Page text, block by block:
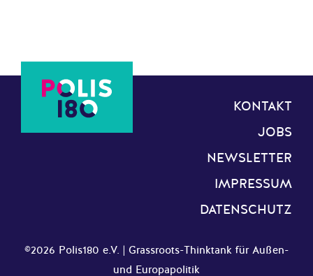
KONTAKT
JOBS
NEWSLETTER
IMPRESSUM
DATENSCHUTZ
©2026 Polis180 e.V. | Grassroots-Thinktank für Außen-
und Europapolitik